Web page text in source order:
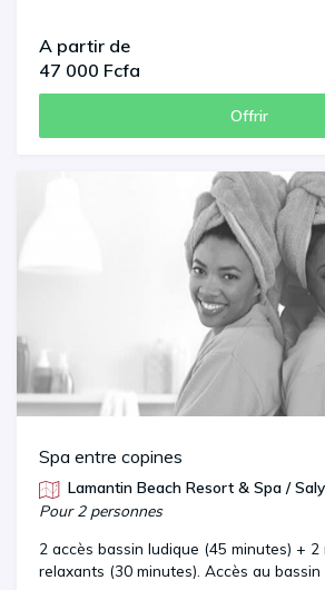
A partir de
47 000 Fcfa
Offrir
Spa entre copines
Lamantin Beach Resort & Spa / Saly
Pour 2 personnes
2 accès bassin ludique (45 minutes) + 2
relaxants (30 minutes). Accès au bassin